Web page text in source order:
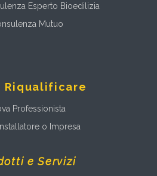
Esperto Bioedilizia
Mutuo
Riqualificare
Professionista
o Impresa
e Servizi